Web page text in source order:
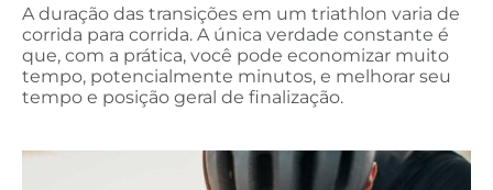
A duração das transições em um triathlon varia de
corrida para corrida. A única verdade constante é
que, com a prática, você pode economizar muito
tempo, potencialmente minutos, e melhorar seu
tempo e posição geral de finalização.